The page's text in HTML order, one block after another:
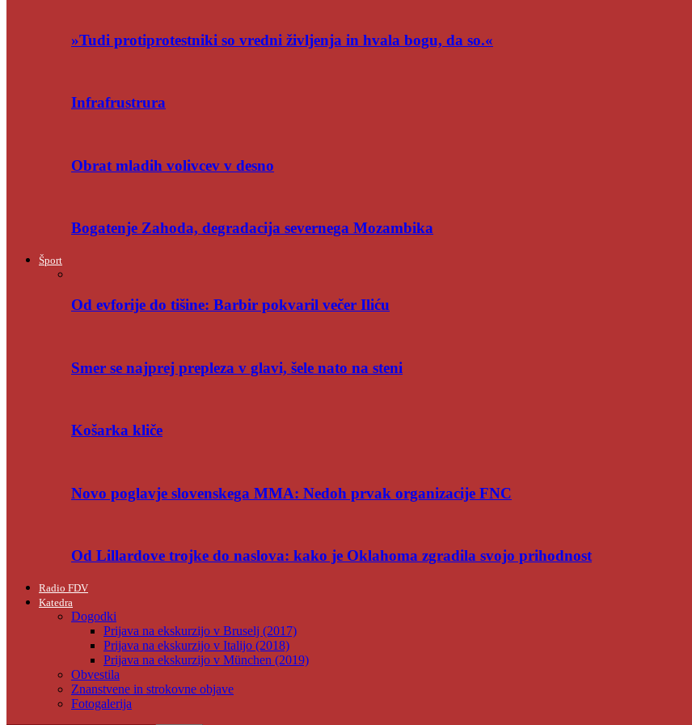
»Tudi protiprotestniki so vredni življenja in hvala bogu, da so.«
Infrafrustrura
Obrat mladih volivcev v desno
Bogatenje Zahoda, degradacija severnega Mozambika
Šport
Od evforije do tišine: Barbir pokvaril večer Iliću
Smer se najprej prepleza v glavi, šele nato na steni
Košarka kliče
Novo poglavje slovenskega MMA: Nedoh prvak organizacije FNC
Od Lillardove trojke do naslova: kako je Oklahoma zgradila svojo prihodnost
Radio FDV
Katedra
Dogodki
Prijava na ekskurzijo v Bruselj (2017)
Prijava na ekskurzijo v Italijo (2018)
Prijava na ekskurzijo v München (2019)
Obvestila
Znanstvene in strokovne objave
Fotogalerija